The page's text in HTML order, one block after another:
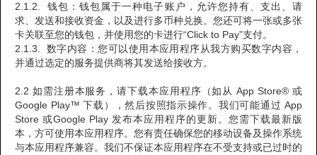
2.1.2. 钱包：钱包属于一种电子账户，允许您持有、支出、请
求、发送和接收资金，以及进行多币种兑换。您还可将一张或多张
卡关联至您的钱包，并使用您的卡进行“Click to Pay”支付。
2.1.3. 数字内容：您可以使用本应用程序从我方购买数字内容，
并通过选定的服务提供商将其发送给接收方。
2.2 如需注册本服务，请下载本应用程序（如从 App Store® 或
Google Play™ 下载），然后按照指示操作。我们可能通过 App
Store 或Google Play 发布本应用程序的更新。您需下载最新版
本，方可使用本应用程序。您有责任确保您的移动设备及操作系统
与本应用程序兼容。我们不保证本应用程序在不受支持或已过时的